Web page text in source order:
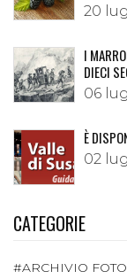
20
I
DIECI
06
È
02
CATEGORIE
#ARCHIVIO